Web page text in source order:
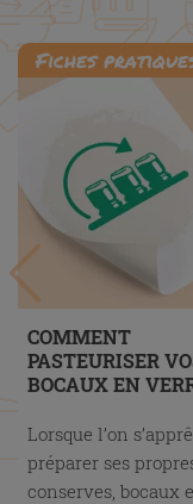
COMMENT
PASTEURISER
BOCAUX EN
Fiches
Lorsque l’on
préparer ses
conserves, bocaux